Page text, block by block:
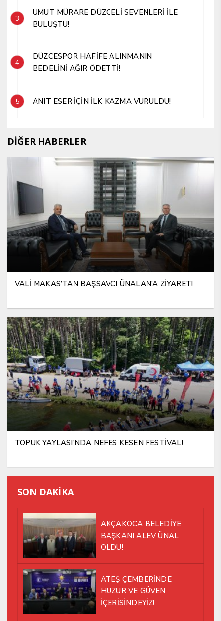
3
UMUT MÜRARE DÜZCELİ SEVENLERİ İLE
BULUŞTU!
4
DÜZCESPOR HAFİFE ALINMANIN
BEDELİNİ AĞIR ÖDETTİ!
5 ANIT ESER İÇİN İLK KAZMA VURULDU!
DİĞER HABERLER
VALİ MAKAS’TAN BAŞSAVCI ÜNALAN’A ZİYARET!
TOPUK YAYLASI’NDA NEFES KESEN FESTİVAL!
SON DAKİKA
AKÇAKOCA BELEDİYE
BAŞKANI ALEV ÜNAL
OLDU!
ATEŞ ÇEMBERİNDE
HUZUR VE GÜVEN
İÇERİSİNDEYİZ!